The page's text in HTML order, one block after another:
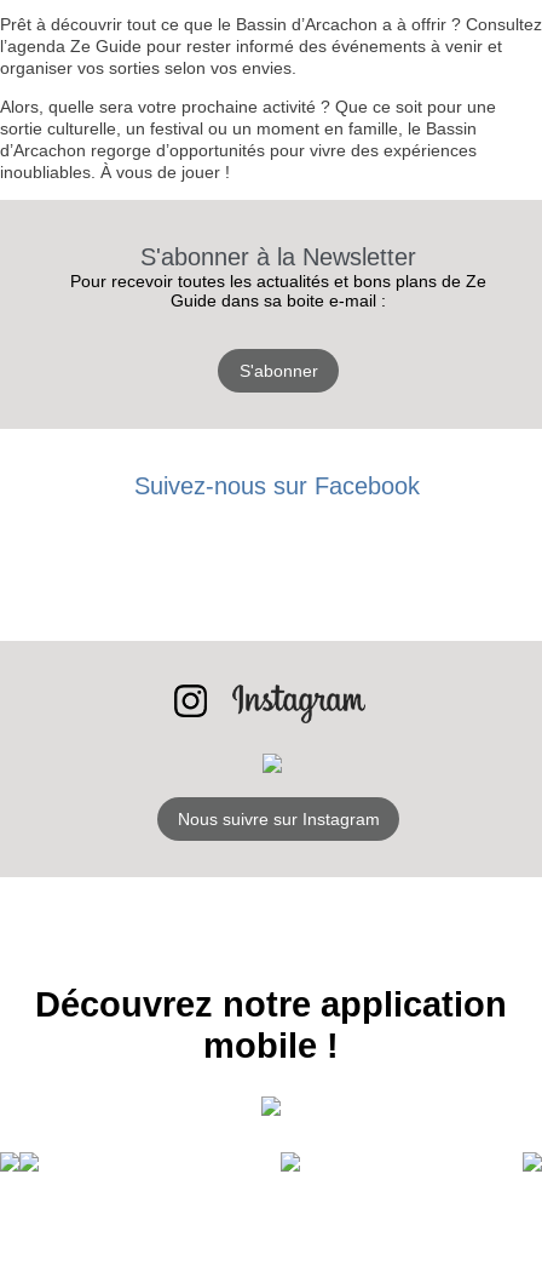
LES
S'ABONNER
Prêt à découvrir tout ce que le Bassin d’Arcachon a à offrir ? Consultez
l’agenda Ze Guide pour rester informé des événements à venir et
organiser vos sorties selon vos envies.
Alors, quelle sera votre prochaine activité ? Que ce soit pour une
sortie culturelle, un festival ou un moment en famille, le Bassin
d’Arcachon regorge d’opportunités pour vivre des expériences
inoubliables. À vous de jouer !
S'abonner à la Newsletter
Pour recevoir toutes les actualités et bons plans de Ze
Guide dans sa boite e-mail :
S'abonner
Suivez-nous sur Facebook
Nous suivre sur Instagram
Découvrez notre application
mobile !